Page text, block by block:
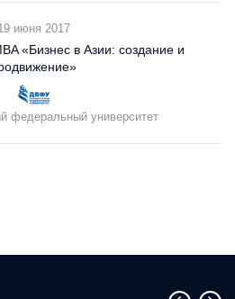
июня 2017
«Бизнес в Азии: создание и
федеральный университет